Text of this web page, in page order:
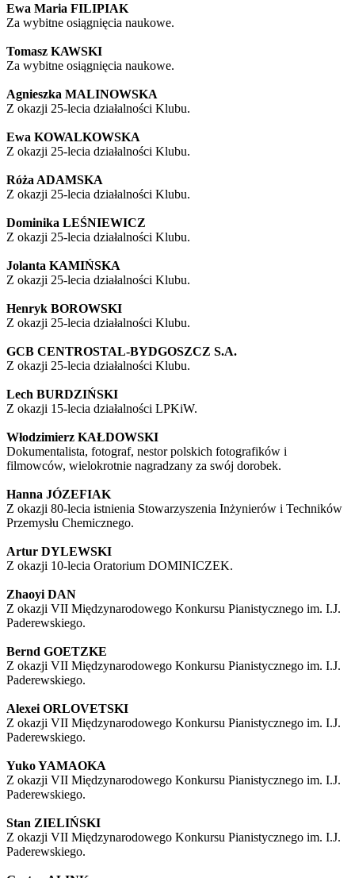
Ewa Maria FILIPIAK
Za wybitne osiągnięcia naukowe.
Tomasz KAWSKI
Za wybitne osiągnięcia naukowe.
Agnieszka MALINOWSKA
Z okazji 25-lecia działalności Klubu.
Ewa KOWALKOWSKA
Z okazji 25-lecia działalności Klubu.
Róża ADAMSKA
Z okazji 25-lecia działalności Klubu.
Dominika LEŚNIEWICZ
Z okazji 25-lecia działalności Klubu.
Jolanta KAMIŃSKA
Z okazji 25-lecia działalności Klubu.
Henryk BOROWSKI
Z okazji 25-lecia działalności Klubu.
GCB CENTROSTAL-BYDGOSZCZ S.A.
Z okazji 25-lecia działalności Klubu.
Lech BURDZIŃSKI
Z okazji 15-lecia działalności LPKiW.
Włodzimierz KAŁDOWSKI
Dokumentalista, fotograf, nestor polskich fotografików i
filmowców, wielokrotnie nagradzany za swój dorobek.
Hanna JÓZEFIAK
Z okazji 80-lecia istnienia Stowarzyszenia Inżynierów i Techników
Przemysłu Chemicznego.
Artur DYLEWSKI
Z okazji 10-lecia Oratorium DOMINICZEK.
Zhaoyi DAN
Z okazji VII Międzynarodowego Konkursu Pianistycznego im. I.J.
Paderewskiego.
Bernd GOETZKE
Z okazji VII Międzynarodowego Konkursu Pianistycznego im. I.J.
Paderewskiego.
Alexei ORLOVETSKI
Z okazji VII Międzynarodowego Konkursu Pianistycznego im. I.J.
Paderewskiego.
Yuko YAMAOKA
Z okazji VII Międzynarodowego Konkursu Pianistycznego im. I.J.
Paderewskiego.
Stan ZIELIŃSKI
Z okazji VII Międzynarodowego Konkursu Pianistycznego im. I.J.
Paderewskiego.